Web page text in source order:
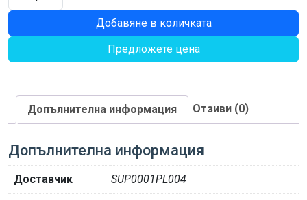
за
ТАВА
Добавяне в количката
Предложете цена
Допълнителна информация Отзиви (0)
Допълнителна информация
Доставчик SUP0001PL004